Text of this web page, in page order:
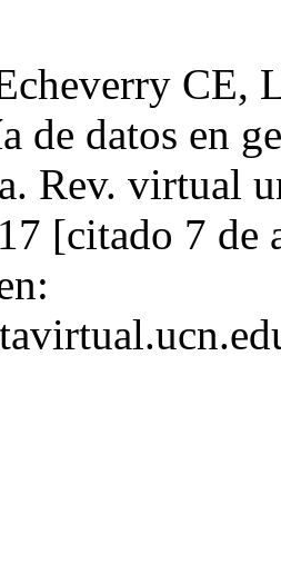
CE,
de datos en
Rev. virtual
[citado 7